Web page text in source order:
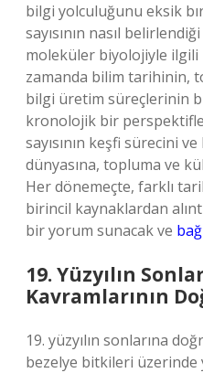
bilgi yolculuğunu eksik
sayısının nasıl
moleküler biyolojiyle ilgili
zamanda bilim tarihinin,
bilgi üretim süreçlerinin
kronolojik bir
sayısının keşfi sürecini
dünyasına, topluma ve
Her dönemeçte, farklı
birincil kaynaklardan
bir yorum sunacak ve
19. Yüzyılın
Kavramlarının
19. yüzyılın sonlarına
bezelye bitkileri